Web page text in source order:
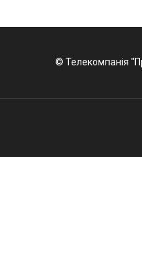
© Телекомпанія